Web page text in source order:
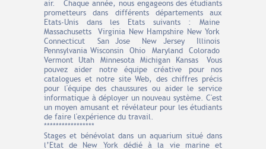
air. Chaque année, nous engageons des étudiants
prometteurs dans différents départements aux
Etats-Unis dans les Etats suivants : Maine
Massachusetts Virginia New Hampshire New York
Connecticut San Jose New Jersey Illinois
Pennsylvania Wisconsin Ohio Maryland Colorado
Vermont Utah Minnesota Michigan Kansas Vous
pouvez aider notre équipe créative pour nos
catalogues et notre site Web, des chiffres précis
pour l'équipe des chaussures ou aider le service
informatique à déployer un nouveau système. C'est
un moyen amusant et révélateur pour les étudiants
de faire l'expérience du travail.
*****************
Stages et bénévolat dans un aquarium situé dans
l’Etat de New York dédié à la vie marine et